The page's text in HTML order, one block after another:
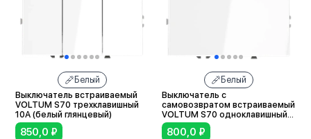
Белый
Выключатель встраиваемый
VOLTUM S70 трехклавишный
10А (белый глянцевый)
850,0 ₽
Белый
Выключатель с
самовозвратом встраиваемый
VOLTUM S70 одноклавишный
10А (белый глянцевый)
800,0 ₽